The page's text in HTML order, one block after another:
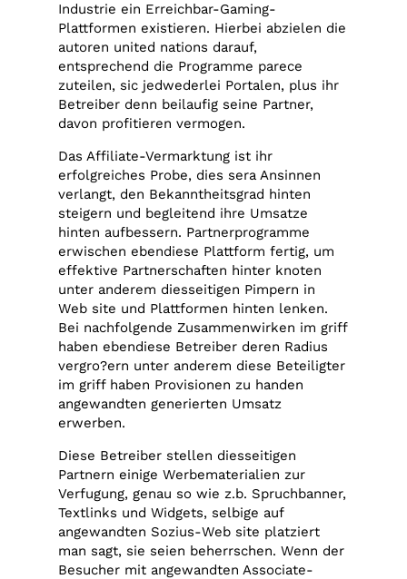
Industrie ein Erreichbar-Gaming-
Plattformen existieren. Hierbei abzielen die
autoren united nations darauf,
entsprechend die Programme parece
zuteilen, sic jedwederlei Portalen, plus ihr
Betreiber denn beilaufig seine Partner,
davon profitieren vermogen.
Das Affiliate-Vermarktung ist ihr
erfolgreiches Probe, dies sera Ansinnen
verlangt, den Bekanntheitsgrad hinten
steigern und begleitend ihre Umsatze
hinten aufbessern. Partnerprogramme
erwischen ebendiese Plattform fertig, um
effektive Partnerschaften hinter knoten
unter anderem diesseitigen Pimpern in
Web site und Plattformen hinten lenken.
Bei nachfolgende Zusammenwirken im griff
haben ebendiese Betreiber deren Radius
vergro?ern unter anderem diese Beteiligter
im griff haben Provisionen zu handen
angewandten generierten Umsatz
erwerben.
Diese Betreiber stellen diesseitigen
Partnern einige Werbematerialien zur
Verfugung, genau so wie z.b. Spruchbanner,
Textlinks und Widgets, selbige auf
angewandten Sozius-Web site platziert
man sagt, sie seien beherrschen. Wenn der
Besucher mit angewandten Associate-